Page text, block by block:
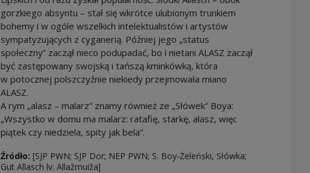
gorzkiego absyntu – stał się wkrótce ulubionym trunkiem
bohemy i w ogóle wszelkich intelektualistów i artystów
sympatyzujących z cyganerią. Później jego „status
społeczny” zaczął nieco podupadać, bo i nietani ALASZ zaczął
być zastępowany swojską i tańszą kminkówką, która
w potocznej polszczyźnie niekiedy przejmowała miano
ALASZ.
A rym „alasz – malarz” znamy również ze „Słówek” Boya:
„Wszystko w domu ma malarz: ratafię, starkę, alasz, więc
piątek czy niedziela, spity jak bela”.
Źródło: [SJP PWN; SJP Dor; NEP PWN; S. Boy-Żeleński, Słówka;
Gut Allasch lv: Allažmuiža]